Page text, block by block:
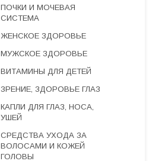
ПОЧКИ И МОЧЕВАЯ
СИСТЕМА
ЖЕНСКОЕ ЗДОРОВЬЕ
МУЖСКОЕ ЗДОРОВЬЕ
ВИТАМИНЫ ДЛЯ ДЕТЕЙ
ЗРЕНИЕ, ЗДОРОВЬЕ ГЛАЗ
КАПЛИ ДЛЯ ГЛАЗ, НОСА,
УШЕЙ
СРЕДСТВА УХОДА ЗА
ВОЛОСАМИ И КОЖЕЙ
ГОЛОВЫ